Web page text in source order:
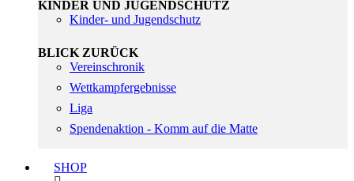
KINDER UND JUGENDSCHUTZ
Kinder- und Jugendschutz
BLICK ZURÜCK
Vereinschronik
Wettkampfergebnisse
Liga
Spendenaktion - Komm auf die Matte
SHOP